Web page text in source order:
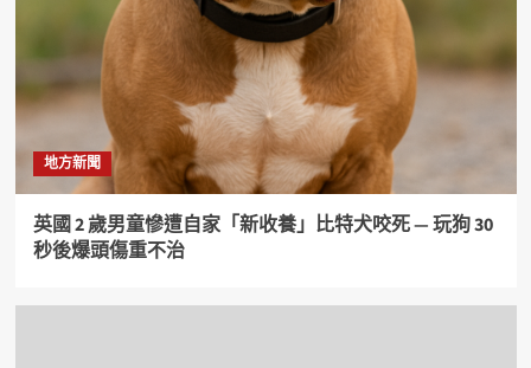
地方新聞
英國 2 歲男童慘遭自家「新收養」比特犬咬死 — 玩狗 30
秒後爆頭傷重不治